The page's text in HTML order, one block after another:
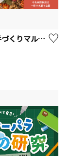
中央林間手づくりマルシェ